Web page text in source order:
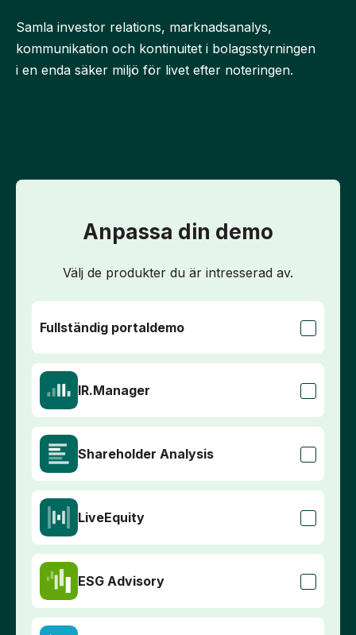
Samla investor relations, marknadsanalys,
kommunikation och kontinuitet i bolagsstyrningen
i en enda säker miljö för livet efter noteringen.
Anpassa din demo
Välj de produkter du är intresserad av.
Fullständig portaldemo
IR.Manager
Shareholder Analysis
LiveEquity
ESG Advisory
Förnamn*
Efternamn
Jobbmejl
Telefonnummer*
Företag*
Land*